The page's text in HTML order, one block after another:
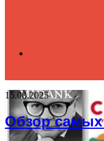
for
15.08.2025
Обзор